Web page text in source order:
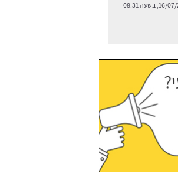
בשעה 08:31